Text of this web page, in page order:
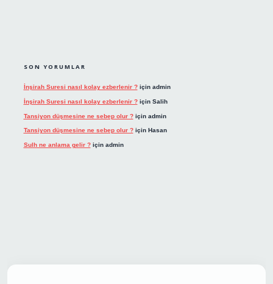
SON YORUMLAR
İnşirah Suresi nasıl kolay ezberlenir ?için admin
İnşirah Suresi nasıl kolay ezberlenir ?için Salih
Tansiyon düşmesine ne sebep olur ?için admin
Tansiyon düşmesine ne sebep olur ?için Hasan
Sulh ne anlama gelir ?için admin